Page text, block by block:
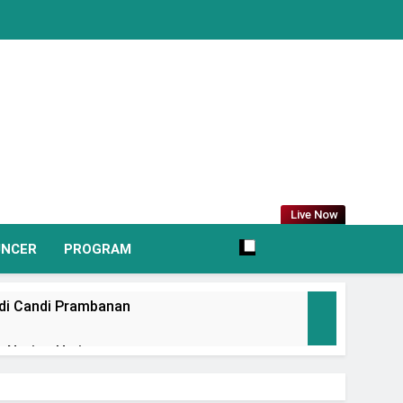
Live Now
PROGRAM
Candi Prambanan
Heritage